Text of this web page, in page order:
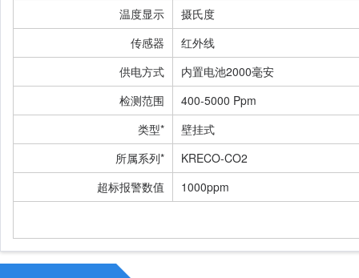
温度显示
摄氏度
传感器
红外线
供电方式
内置电池2000毫安
检测范围
400-5000 Ppm
类型*
壁挂式
所属系列*
KRECO-CO2
超标报警数值
1000ppm